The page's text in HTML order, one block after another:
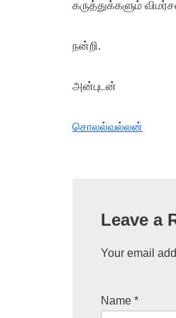
கருத்துக்களும்
நன்றி.
அன்புடன்
சொலல்வல்லன்
Leave a
Your email
Name *